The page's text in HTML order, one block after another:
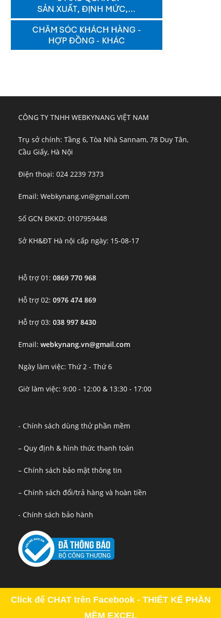
CÔNG TY TNHH WEBKYNANG VIỆT NAM
Trụ sở chính: Tầng 6, Tòa Nhà Sannam, 78 Duy Tân,
Cầu Giấy, Hà Nội
Điện thoại: 024 2239 7373
Email: Webkynang.vn@gmail.com
Số GCN ĐKKD: 0107959448
Sở KH&ĐT Hà nội cấp ngày: 15-08-17
Hỗ trợ 01:0869 770 968
Hỗ trợ 02:0976 474 869
Hỗ trợ 03:038 997 8430
Email:webkynang.vn@gmail.com
Ngày làm việc: Thứ 2 - Thứ 6
Giờ làm việc: 9:00 - 12:00 & 13:30 - 17:00
- Chính sách dùng thử phần mềm
– Quy định & hình thức thanh toán
– Chính sách bảo mật thông tin
– Chính sách đổi/trả hàng và hoàn tiền
- Chính sách bảo hành
Click để CHAT trên Facebook - THIẾT KẾ PHẦN
MỀM EXCEL